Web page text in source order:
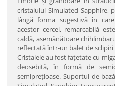
cristalului Simulated Sapphire,
lângă forma sugestivă în
acestor cercei, remarcabilă
caldă, asemănătoare
reflectată într-un balet de
Cristalele au fost faţetate cu
deosebită, în formă de
semipreţioase. Suportul de